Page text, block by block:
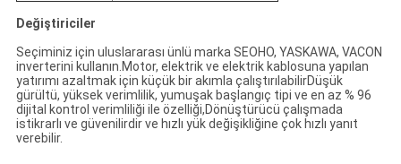
Değiştiriciler
Seçiminiz için uluslararası ünlü marka SEOHO, YASKAWA, VACON
inverterini kullanın.Motor, elektrik ve elektrik kablosuna yapılan
yatırımı azaltmak için küçük bir akımla çalıştırılabilirDüşük
gürültü, yüksek verimlilik, yumuşak başlangıç tipi ve en az % 96
dijital kontrol verimliliği ile özelliği,Dönüştürücü çalışmada
istikrarlı ve güvenilirdir ve hızlı yük değişikliğine çok hızlı yanıt
verebilir.